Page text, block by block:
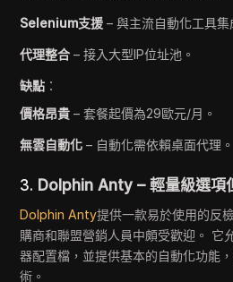
Selenium支援 – 與主流自動化工具集
代理整合 – 接入大型IP位址池。
缺點 ：
價格昂貴 – 套餐起價為29歐元/月。
無雲自動化 – 自動化需依賴桌面代理。
3. Dolphin Anty – 輕量級選項
Dolphin Anty提供一款易於使用的反
購商和聯盟營銷人員中頗受歡迎。 它
器配置檔，並提供基本的自動化功能
術。